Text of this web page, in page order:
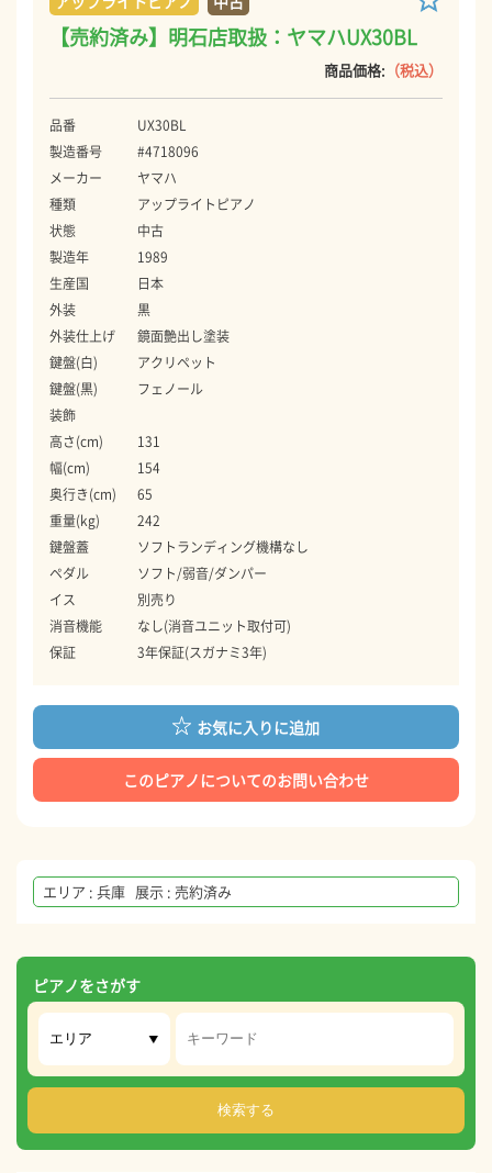
【売約済み】明石店取扱：ヤマハUX30BL
商品価格: （税込）
品番
UX30BL
製造番号
#4718096
メーカー
ヤマハ
種類
アップライトピアノ
状態
中古
製造年
1989
生産国
日本
外装
黒
外装仕上げ
鏡面艶出し塗装
鍵盤(白)
アクリペット
鍵盤(黒)
フェノール
装飾
高さ(cm)
131
幅(cm)
154
奥行き(cm)
65
重量(kg)
242
鍵盤蓋
ソフトランディング機構なし
ペダル
ソフト/弱音/ダンパー
イス
別売り
消音機能
なし(消音ユニット取付可)
保証
3年保証(スガナミ3年)
お気に入りに追加
このピアノについてのお問い合わせ
エリア : 兵庫 展示 : 売約済み
ピアノをさがす